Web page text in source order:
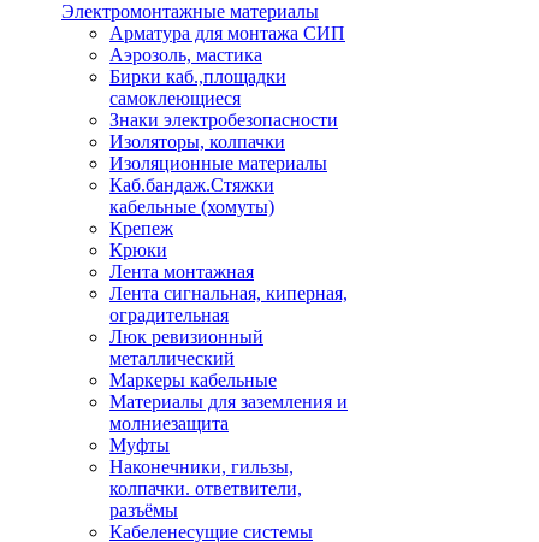
Электромонтажные материалы
Арматура для монтажа СИП
Аэрозоль, мастика
Бирки каб.,площадки
самоклеющиеся
Знаки электробезопасности
Изоляторы, колпачки
Изоляционные материалы
Каб.бандаж.Стяжки
кабельные (хомуты)
Крепеж
Крюки
Лента монтажная
Лента сигнальная, киперная,
оградительная
Люк ревизионный
металлический
Маркеры кабельные
Материалы для заземления и
молниезащита
Муфты
Наконечники, гильзы,
колпачки. ответвители,
разъёмы
Кабеленесущие системы